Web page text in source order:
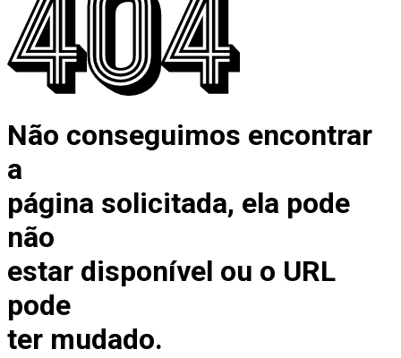
Não conseguimos encontrar
a
página solicitada, ela pode
não
estar disponível ou o URL
pode
ter mudado.